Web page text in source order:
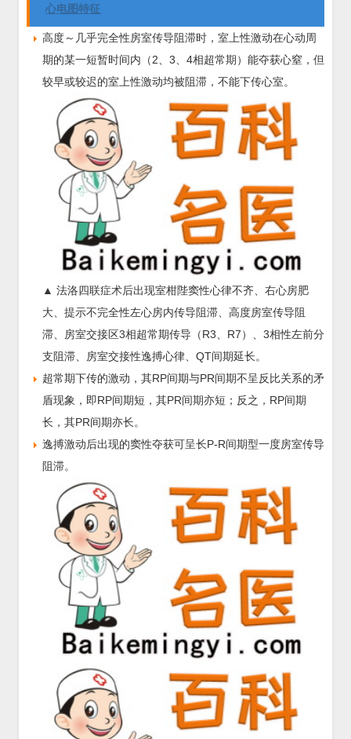
心电图特征
高度～几乎完全性房室传导阻滞时，室上性激动在心动周
期的某一短暂时间内（2、3、4相超常期）能夺获心窒，但
较早或较迟的室上性激动均被阻滞，不能下传心室。
▲ 法洛四联症术后出现室柑陛窦性心律不齐、右心房肥
大、提示不完全性左心房内传导阻滞、高度房室传导阻
滞、房室交接区3相超常期传导（R3、R7）、3相性左前分
支阻滞、房室交接性逸搏心律、QT间期延长。
超常期下传的激动，其RP间期与PR间期不呈反比关系的矛
盾现象，即RP间期短，其PR间期亦短；反之，RP间期
长，其PR间期亦长。
逸搏激动后出现的窦性夺获可呈长P-R间期型一度房室传导
阻滞。